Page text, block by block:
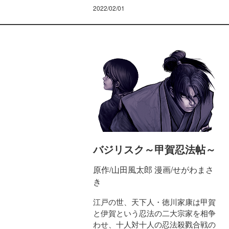
2022/02/01
バジリスク～甲賀忍法帖～
原作/山田風太郎 漫画/せがわまさ
き
江戸の世、天下人・徳川家康は甲賀
と伊賀という忍法の二大宗家を相争
わせ、十人対十人の忍法殺戮合戦の